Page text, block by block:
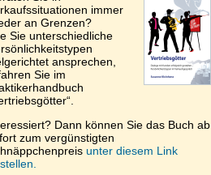
immer
an Grenzen?
Sie unterschiedliche
ansprechen,
Sie im
Dann können Sie das Buch ab
zum vergünstigten
unter diesem Link